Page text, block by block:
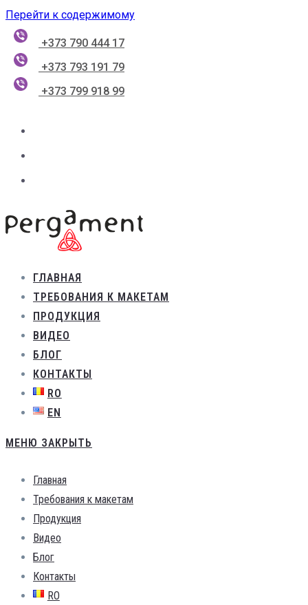
Перейти к содержимому
+373 790 444 17
+373 793 191 79
+373 799 918 99
ГЛАВНАЯ
ТРЕБОВАНИЯ К МАКЕТАМ
ПРОДУКЦИЯ
ВИДЕО
БЛОГ
КОНТАКТЫ
RO
EN
МЕНЮ ЗАКРЫТЬ
Главная
Требования к макетам
Продукция
Видео
Блог
Контакты
RO